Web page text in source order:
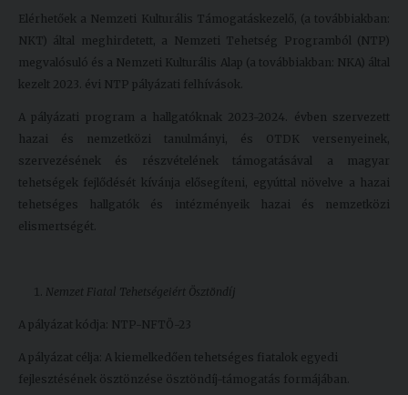
Kiadványok
Nemzetközi
kapcsolatok
Egyetemi
Junior
Elérhetőek a Nemzeti Kulturális Támogatáskezelő, (a továbbiakban:
NKT) által meghirdetett, a Nemzeti Tehetség Programból (NTP)
megvalósuló és a Nemzeti Kulturális Alap (a továbbiakban: NKA) által
kezelt 2023. évi NTP pályázati felhívások.
A pályázati program a hallgatóknak 2023-2024. évben szervezett
hazai és nemzetközi tanulmányi, és OTDK versenyeinek,
szervezésének és részvételének támogatásával a magyar
tehetségek fejlődését kívánja elősegíteni, egyúttal növelve a hazai
tehetséges hallgatók és intézményeik hazai és nemzetközi
elismertségét.
Nemzet Fiatal Tehetségeiért Ösztöndíj
A pályázat kódja: NTP-NFTÖ-23
A pályázat célja: A kiemelkedően tehetséges fiatalok egyedi
fejlesztésének ösztönzése ösztöndíj-támogatás formájában.